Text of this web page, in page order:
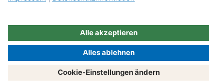
Untermietvertrag: Was
Mieter beachten müssen